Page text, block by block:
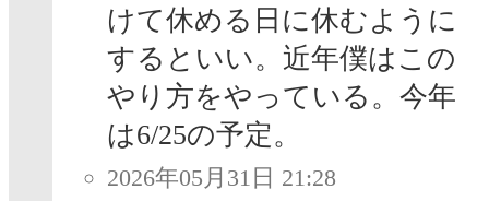
けて休める日に休むように
するといい。近年僕はこの
やり方をやっている。今年
は6/25の予定。
2026年05月31日 21:28